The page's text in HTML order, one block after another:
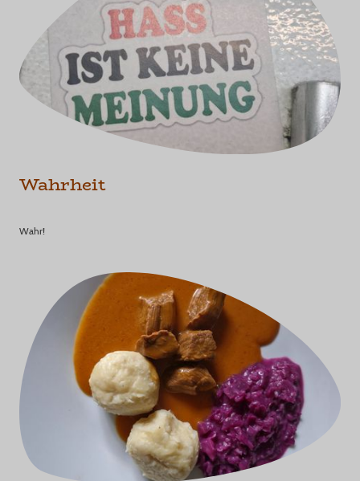
Wahrheit
Wahr!